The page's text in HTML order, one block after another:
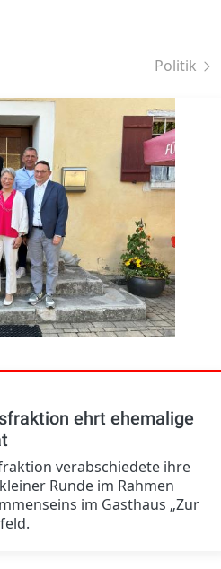
Politik
ehrt ehemalige
verabschiedete ihre
Runde im Rahmen
im Gasthaus „Zur